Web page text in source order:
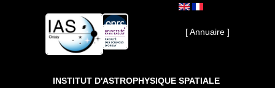
Interne ]
[ Annuaire ]
INSTITUT D'ASTROPHYSIQUE SPATIALE